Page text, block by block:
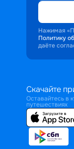
Нажимая
Политику
даёте
Скачайте
Оставайтесь в
путешествиях